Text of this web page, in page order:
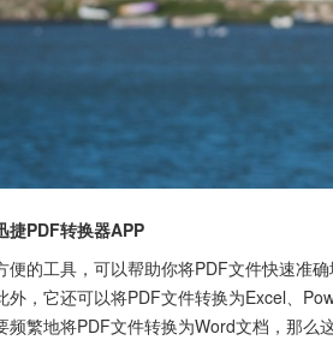
捷PDF转换器APP
便的工具，可以帮助你将PDF文件快速准
外，它还可以将PDF文件转换为Excel、
频繁地将PDF文件转换为Word文档，那么